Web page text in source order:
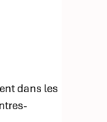
dans les